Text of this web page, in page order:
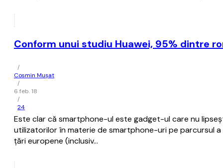
Conform unui studiu Huawei, 95% dintre
/
Cosmin Mușat
/
6 feb. 18
/
24
Este clar că smartphone-ul este gadget-ul care nu
utilizatorilor în materie de smartphone-uri pe parcursul a
ţări europene (inclusiv…